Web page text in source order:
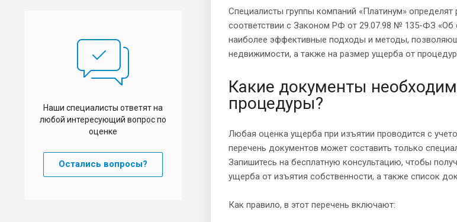
Специалисты группы компаний «Платинум»
соответствии с Законом РФ от 29.07.98 № 135-ФЗ «Об
наиболее эффективные подходы и методы,
недвижимости, а также на размер ущерба от
Какие документы
процедуры?
Любая оценка ущерба при изъятии проводится с
перечень документов может составить только
Запишитесь на бесплатную консультацию, чтобы
ущерба от изъятия собственности, а также список
Как правило, в этот перечень включают:
Наши специалисты ответят на
любой интересующий вопрос по
оценке
Остались вопросы?